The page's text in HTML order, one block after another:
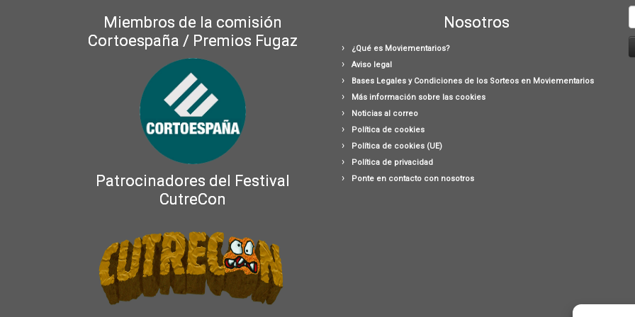
Miembros de la comisión
Cortoespaña / Premios Fugaz
Patrocinadores del Festival
CutreCon
Nosotros
¿Qué es Moviementarios?
Aviso legal
Bases Legales y Condiciones de los Sorteos en Moviementarios
Más información sobre las cookies
Noticias al correo
Política de cookies
Política de cookies (UE)
Política de privacidad
Ponte en contacto con nosotros